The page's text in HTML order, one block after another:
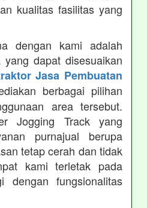
kualitas fasilitas yang
dengan kami adalah
dapat disesuaikan
Jasa Pembuatan
berbagai pilihan
area tersebut.
Jogging Track yang
purnajual berupa
tetap cerah dan tidak
kami terletak pada
dengan fungsionalitas